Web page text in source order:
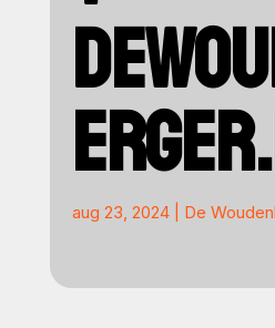
aug 23, 2024| De